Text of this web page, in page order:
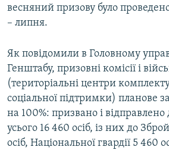
КТАТ
Усі сайти RFE/RL
весняний призову було
– липня.
Як повідомили в Головному
Генштабу, призовні комісії і
(територіальні центри
соціальної підтримки) планове
на 100%: призвано і відправлено
усього 16 460 осіб, із них до
осіб, Національної гвардії 5 460